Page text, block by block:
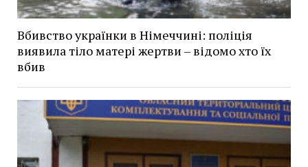
Вбивство українки в Німеччині: поліція
виявила тіло матері жертви – відомо хто їх
вбив